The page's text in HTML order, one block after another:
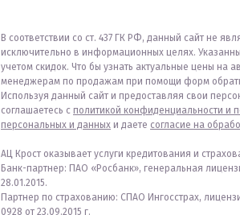
В соответствии со ст. 437 ГК РФ, данный сайт не
исключительно в информационных целях.
учетом скидок. Что бы узнать актуальные цены на
менеджерам по продажам при помощи форм
Используя данный сайт и предоставляя свои
соглашаетесь с политикой конфиденциальности и
персональных и данных и даете согласие на
АЦ Крост оказывает услуги кредитования и
Банк-партнер: ПАО «Росбанк», генеральная
28.01.2015.
Партнер по страхованию: СПАО Ингосстрах,
0928 от 23.09.2015 г.